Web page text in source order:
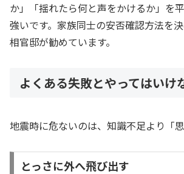
か」「揺れたら何と声をかけるか」を
強いです。家族同士の安否確認方法を
相官邸が勧めています。
よくある失敗とやってはいけ
地震時に危ないのは、知識不足より「思
とっさに外へ飛び出す